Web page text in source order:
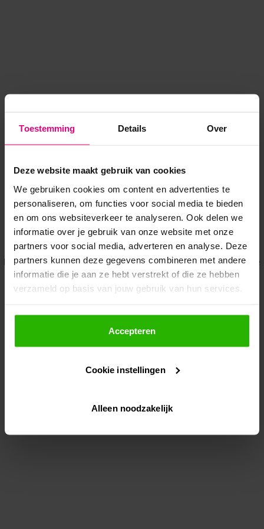
Toestemming Details Over
Deze website maakt gebruik van cookies
We gebruiken cookies om content en advertenties te
personaliseren, om functies voor social media te bieden
en om ons websiteverkeer te analyseren. Ook delen we
informatie over je gebruik van onze website met onze
partners voor social media, adverteren en analyse. Deze
partners kunnen deze gegevens combineren met andere
informatie die je aan ze hebt verstrekt of die ze hebben
verzameld op basis van jouw gebruik van hun services.
Als je op "Accepteer" klikt, dan geef je Voordeeluitjes.nl
toestemming om cookies voor social media en
gepersonaliseerde advertenties te plaatsen.
Lees hier meer over in onsprivacybeleid
Via "Cookie instellingen" kun je ook zelf instellen welke
Accepteren
Cookie instellingen
Alleen noodzakelijk
Application error: a client-side exception has occurred while
loadingwww.voordeeluitjes.nl (see the browser console for more
information).